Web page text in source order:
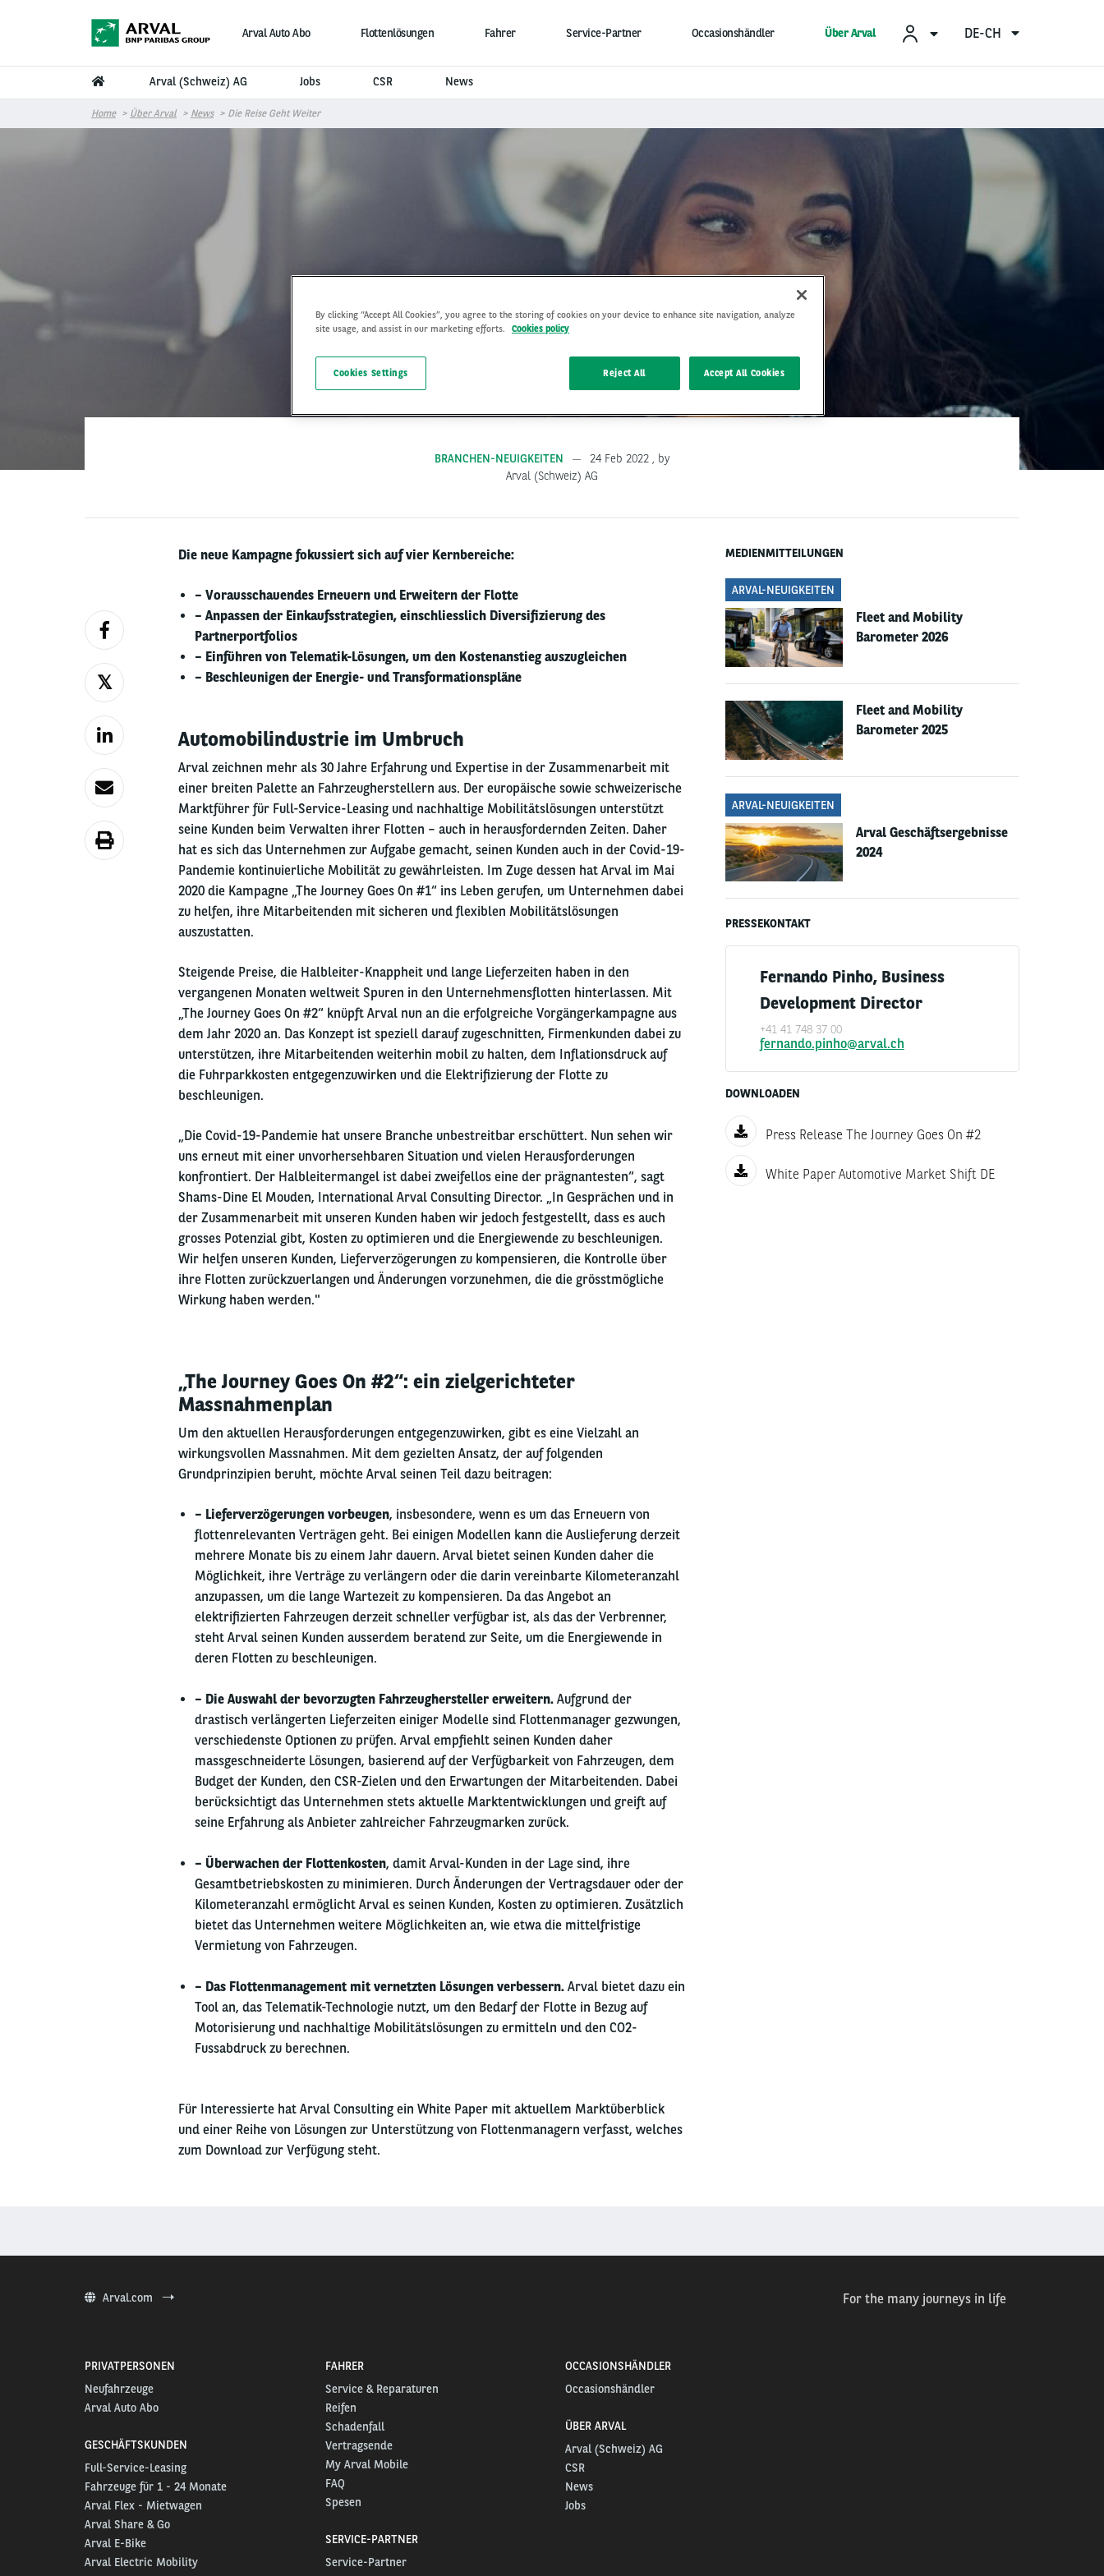
Arval Auto Abo Flottenlösungen Fahrer Service-Partner Occasionshändler Über Arval DE-CH
Arval (Schweiz) AG Jobs CSR News
Home Über Arval News Die Reise Geht Weiter
BRANCHEN-NEUIGKEITEN 24 Feb 2022 , by
Arval (Schweiz) AG
Die neue Kampagne fokussiert sich auf vier Kernbereiche:
– Vorausschauendes Erneuern und Erweitern der Flotte
– Anpassen der Einkaufsstrategien, einschliesslich Diversifizierung des
Partnerportfolios
– Einführen von Telematik-Lösungen, um den Kostenanstieg auszugleichen
– Beschleunigen der Energie- und Transformationspläne
Automobilindustrie im Umbruch
Arval zeichnen mehr als 30 Jahre Erfahrung und Expertise in der Zusammenarbeit mit
einer breiten Palette an Fahrzeugherstellern aus. Der europäische sowie schweizerische
Marktführer für Full-Service-Leasing und nachhaltige Mobilitätslösungen unterstützt
seine Kunden beim Verwalten ihrer Flotten – auch in herausfordernden Zeiten. Daher
hat es sich das Unternehmen zur Aufgabe gemacht, seinen Kunden auch in der Covid-19-
Pandemie kontinuierliche Mobilität zu gewährleisten. Im Zuge dessen hat Arval im Mai
2020 die Kampagne „The Journey Goes On #1“ ins Leben gerufen, um Unternehmen dabei
zu helfen, ihre Mitarbeitenden mit sicheren und flexiblen Mobilitätslösungen
auszustatten.
Steigende Preise, die Halbleiter-Knappheit und lange Lieferzeiten haben in den
vergangenen Monaten weltweit Spuren in den Unternehmensflotten hinterlassen. Mit
„The Journey Goes On #2“ knüpft Arval nun an die erfolgreiche Vorgängerkampagne aus
dem Jahr 2020 an. Das Konzept ist speziell darauf zugeschnitten, Firmenkunden dabei zu
unterstützen, ihre Mitarbeitenden weiterhin mobil zu halten, dem Inflationsdruck auf
die Fuhrparkkosten entgegenzuwirken und die Elektrifizierung der Flotte zu
beschleunigen.
„Die Covid-19-Pandemie hat unsere Branche unbestreitbar erschüttert. Nun sehen wir
uns erneut mit einer unvorhersehbaren Situation und vielen Herausforderungen
konfrontiert. Der Halbleitermangel ist dabei zweifellos eine der prägnantesten“, sagt
Shams-Dine El Mouden, International Arval Consulting Director. „In Gesprächen und in
der Zusammenarbeit mit unseren Kunden haben wir jedoch festgestellt, dass es auch
grosses Potenzial gibt, Kosten zu optimieren und die Energiewende zu beschleunigen.
Wir helfen unseren Kunden, Lieferverzögerungen zu kompensieren, die Kontrolle über
ihre Flotten zurückzuerlangen und Änderungen vorzunehmen, die die grösstmögliche
Wirkung haben werden."
„The Journey Goes On #2“: ein zielgerichteter
Massnahmenplan
Um den aktuellen Herausforderungen entgegenzuwirken, gibt es eine Vielzahl an
wirkungsvollen Massnahmen. Mit dem gezielten Ansatz, der auf folgenden
Grundprinzipien beruht, möchte Arval seinen Teil dazu beitragen:
– Lieferverzögerungen vorbeugen, insbesondere, wenn es um das Erneuern von
flottenrelevanten Verträgen geht. Bei einigen Modellen kann die Auslieferung derzeit
mehrere Monate bis zu einem Jahr dauern. Arval bietet seinen Kunden daher die
Möglichkeit, ihre Verträge zu verlängern oder die darin vereinbarte Kilometeranzahl
anzupassen, um die lange Wartezeit zu kompensieren. Da das Angebot an
elektrifizierten Fahrzeugen derzeit schneller verfügbar ist, als das der Verbrenner,
steht Arval seinen Kunden ausserdem beratend zur Seite, um die Energiewende in
deren Flotten zu beschleunigen.
– Die Auswahl der bevorzugten Fahrzeughersteller erweitern.Aufgrund der
drastisch verlängerten Lieferzeiten einiger Modelle sind Flottenmanager gezwungen,
verschiedenste Optionen zu prüfen. Arval empfiehlt seinen Kunden daher
massgeschneiderte Lösungen, basierend auf der Verfügbarkeit von Fahrzeugen, dem
Budget der Kunden, den CSR-Zielen und den Erwartungen der Mitarbeitenden. Dabei
berücksichtigt das Unternehmen stets aktuelle Marktentwicklungen und greift auf
seine Erfahrung als Anbieter zahlreicher Fahrzeugmarken zurück.
– Überwachen der Flottenkosten, damit Arval-Kunden in der Lage sind, ihre
Gesamtbetriebskosten zu minimieren. Durch Änderungen der Vertragsdauer oder der
Kilometeranzahl ermöglicht Arval es seinen Kunden, Kosten zu optimieren. Zusätzlich
bietet das Unternehmen weitere Möglichkeiten an, wie etwa die mittelfristige
Vermietung von Fahrzeugen.
– Das Flottenmanagement mit vernetzten Lösungen verbessern.Arval bietet dazu ein
Tool an, das Telematik-Technologie nutzt, um den Bedarf der Flotte in Bezug auf
Motorisierung und nachhaltige Mobilitätslösungen zu ermitteln und den CO2-
Fussabdruck zu berechnen.
Für Interessierte hat Arval Consulting ein White Paper mit aktuellem Marktüberblick
und einer Reihe von Lösungen zur Unterstützung von Flottenmanagern verfasst, welches
zum Download zur Verfügung steht.
MEDIENMITTEILUNGEN
ARVAL-NEUIGKEITEN
Fleet and Mobility
Barometer 2026
Fleet and Mobility
Barometer 2025
ARVAL-NEUIGKEITEN
Arval Geschäftsergebnisse
2024
PRESSEKONTAKT
Fernando Pinho, Business
Development Director
+41 41 748 37 00
fernando.pinho@arval.ch
DOWNLOADEN
Press Release The Journey Goes On #2
White Paper Automotive Market Shift DE
Arval.com For the many journeys in life
PRIVATPERSONEN
Neufahrzeuge
Arval Auto Abo
GESCHÄFTSKUNDEN
Full-Service-Leasing
Fahrzeuge für 1 - 24 Monate
Arval Flex - Mietwagen
Arval Share & Go
Arval E-Bike
Arval Electric Mobility
FAHRER
Service & Reparaturen
Reifen
Schadenfall
Vertragsende
My Arval Mobile
FAQ
Spesen
SERVICE-PARTNER
Service-Partner
OCCASIONSHÄNDLER
Occasionshändler
ÜBER ARVAL
Arval (Schweiz) AG
CSR
News
Jobs
By clicking “Accept All Cookies”, you agree to the storing of cookies on your device to enhance site navigation, analyze
site usage, and assist in our marketing efforts.
Cookies policy
Cookies Settings Reject All Accept All Cookies